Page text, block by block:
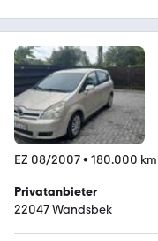
EZ 08/2007• 180.000 km
Privatanbieter
22047 Wandsbek